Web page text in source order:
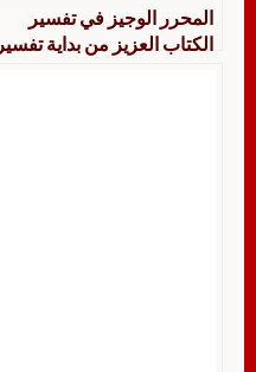
المحرر الوجيز في تفسير
الكتاب العزيز من بداية تفسير